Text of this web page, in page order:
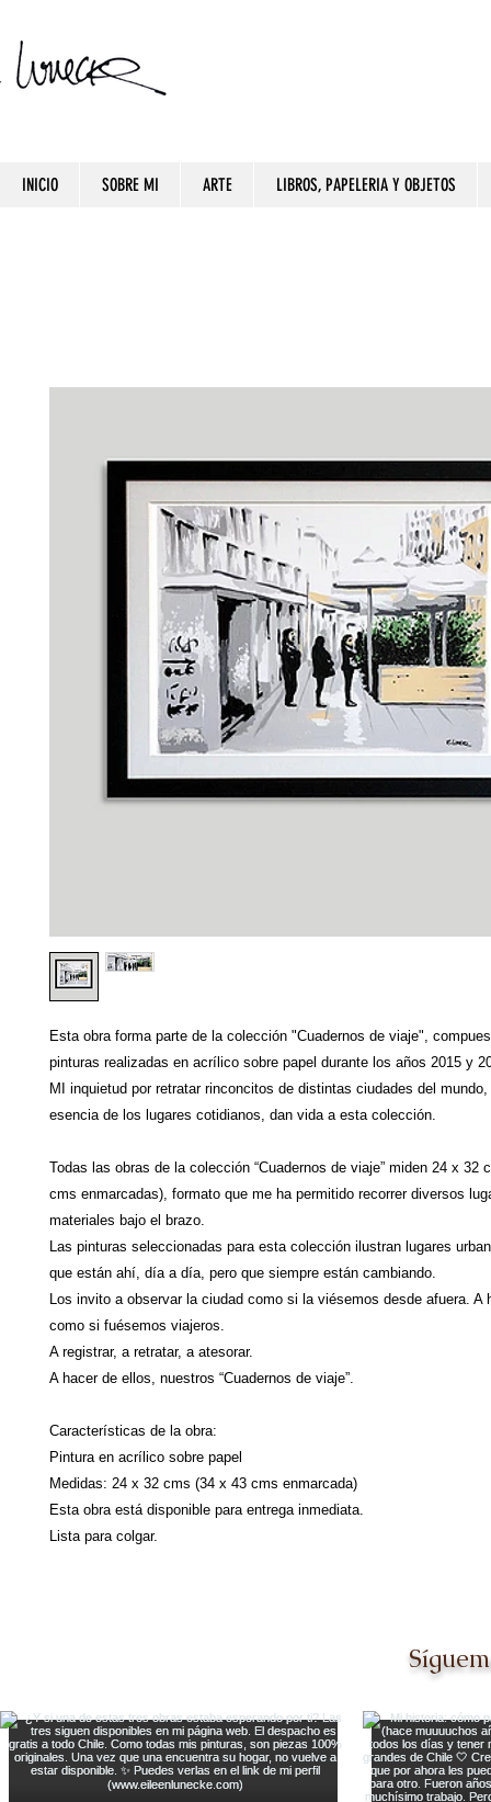
INICIO SOBRE MI ARTE LIBROS, PAPELERIA Y OBJETOS
Esta obra forma parte de la colección "Cuadernos de viaje",
pinturas realizadas en acrílico sobre papel durante los años 2015 y
MI inquietud por retratar rinconcitos de distintas ciudades del
esencia de los lugares cotidianos, dan vida a esta colección.
Todas las obras de la colección “Cuadernos de viaje” miden 24 x 32
cms enmarcadas), formato que me ha permitido recorrer diversos
materiales bajo el brazo.
Las pinturas seleccionadas para esta colección ilustran lugares
que están ahí, día a día, pero que siempre están cambiando.
Los invito a observar la ciudad como si la viésemos desde afuera. A
como si fuésemos viajeros.
A registrar, a retratar, a atesorar.
A hacer de ellos, nuestros “Cuadernos de viaje”.
Características de la obra:
Pintura en acrílico sobre papel
Medidas: 24 x 32 cms (34 x 43 cms enmarcada)
Esta obra está disponible para entrega inmediata.
Lista para colgar.